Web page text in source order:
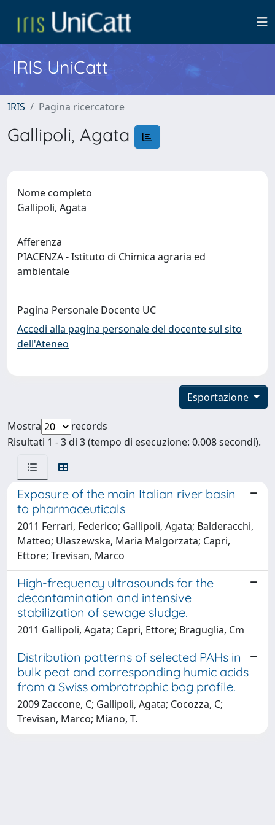
IRIS UniCatt
IRIS Pagina ricercatore
Gallipoli, Agata
Nome completo
Gallipoli, Agata
Afferenza
PIACENZA - Istituto di Chimica agraria ed
ambientale
Pagina Personale Docente UC
Accedi alla pagina personale del docente sul sito
dell'Ateneo
Esportazione
Mostra
records
Risultati 1 - 3 di 3 (tempo di esecuzione: 0.008 secondi).
Exposure of the main Italian river basin
to pharmaceuticals
2011 Ferrari, Federico; Gallipoli, Agata; Balderacchi,
Matteo; Ulaszewska, Maria Malgorzata; Capri,
Ettore; Trevisan, Marco
High-frequency ultrasounds for the
decontamination and intensive
stabilization of sewage sludge.
2011 Gallipoli, Agata; Capri, Ettore; Braguglia, Cm
Distribution patterns of selected PAHs in
bulk peat and corresponding humic acids
from a Swiss ombrotrophic bog profile.
2009 Zaccone, C; Gallipoli, Agata; Cocozza, C;
Trevisan, Marco; Miano, T.